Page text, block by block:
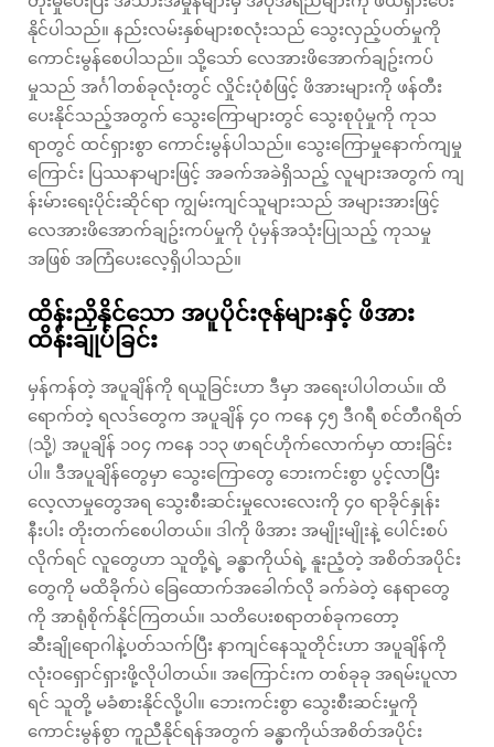
နိုင်ပါသည်။ နည်းလမ်းနှစ်များစလုံးသည် သွေးလှည့်ပတ်မှုကို
ကောင်းမွန်စေပါသည်။ သို့သော် လေအားဖိအောက်ချဥ်းကပ်
မှုသည် အင်္ဂါတစ်ခုလုံးတွင် လှိုင်းပုံစံဖြင့် ဖိအားများကို ဖန်တီး
ပေးနိုင်သည့်အတွက် သွေးကြောများတွင် သွေးစုပုံမှုကို ကုသ
ရာတွင် ထင်ရှားစွာ ကောင်းမွန်ပါသည်။ သွေးကြောမှုနောက်ကျမှု
ကြောင်း ပြဿနာများဖြင့် အခက်အခဲရှိသည့် လူများအတွက် ကျ
န်းမ်ားရေးပိုင်းဆိုင်ရာ ကျွမ်းကျင်သူများသည် အများအားဖြင့်
လေအားဖိအောက်ချဥ်းကပ်မှုကို ပုံမှန်အသုံးပြုသည့် ကုသမှု
အဖြစ် အကြံပေးလေ့ရှိပါသည်။
ထိန်းညှိနိုင်သော အပူပိုင်းဇုန်များနှင့် ဖိအား
ထိန်းချုပ်ခြင်း
မှန်ကန်တဲ့ အပူချိန်ကို ရယူခြင်းဟာ ဒီမှာ အရေးပါပါတယ်။ ထိ
ရောက်တဲ့ ရလဒ်တွေက အပူချိန် ၄၀ ကနေ ၄၅ ဒီဂရီ စင်တီဂရိတ်
(သို့) အပူချိန် ၁၀၄ ကနေ ၁၁၃ ဖာရင်ဟိုက်လောက်မှာ ထားခြင်း
ပါ။ ဒီအပူချိန်တွေမှာ သွေးကြောတွေ ဘေးကင်းစွာ ပွင့်လာပြီး
လေ့လာမှုတွေအရ သွေးစီးဆင်းမှုလေးလေးကို ၄၀ ရာခိုင်နှုန်း
နီးပါး တိုးတက်စေပါတယ်။ ဒါကို ဖိအား အမျိုးမျိုးနဲ့ ပေါင်းစပ်
လိုက်ရင် လူတွေဟာ သူတို့ရဲ့ ခန္ဓာကိုယ်ရဲ့ နူးညံ့တဲ့ အစိတ်အပိုင်း
တွေကို မထိခိုက်ပဲ ခြေထောက်အခေါက်လို ခက်ခဲတဲ့ နေရာတွေ
ကို အာရုံစိုက်နိုင်ကြတယ်။ သတိပေးစရာတစ်ခုကတော့
ဆီးချိုရောဂါနဲ့ပတ်သက်ပြီး နာကျင်နေသူတိုင်းဟာ အပူချိန်ကို
လုံးဝရှောင်ရှားဖို့လိုပါတယ်။ အကြောင်းက တစ်ခုခု အရမ်းပူလာ
ရင် သူတို့ မခံစားနိုင်လို့ပါ။ ဘေးကင်းစွာ သွေးစီးဆင်းမှုကို
ကောင်းမွန်စွာ ကူညီနိုင်ရန်အတွက် ခန္ဓာကိုယ်အစိတ်အပိုင်း